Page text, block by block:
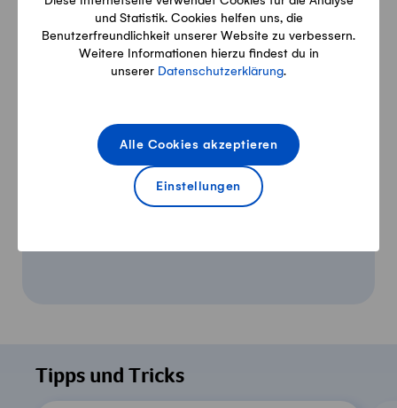
und Statistik. Cookies helfen uns, die
Benutzerfreundlichkeit unserer Website zu verbessern.
Weitere Informationen hierzu findest du in
unserer Datenschutzerklärung.
Einstellungen
Alle Cookies akzeptieren
Wie kann ich einen Zopf flechten? |
How-to-Video | Swissmilk (2020)
Ihre Zustimmung zur Datenverarbeitung
durch YouTube erforderlich. Details finden
Tipps und Tricks